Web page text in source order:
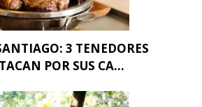
3 TENEDORES
POR SUS CA...